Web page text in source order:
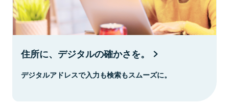
住所に、デジタルの確かさを。
デジタルアドレスで入力も検索もスムーズに。